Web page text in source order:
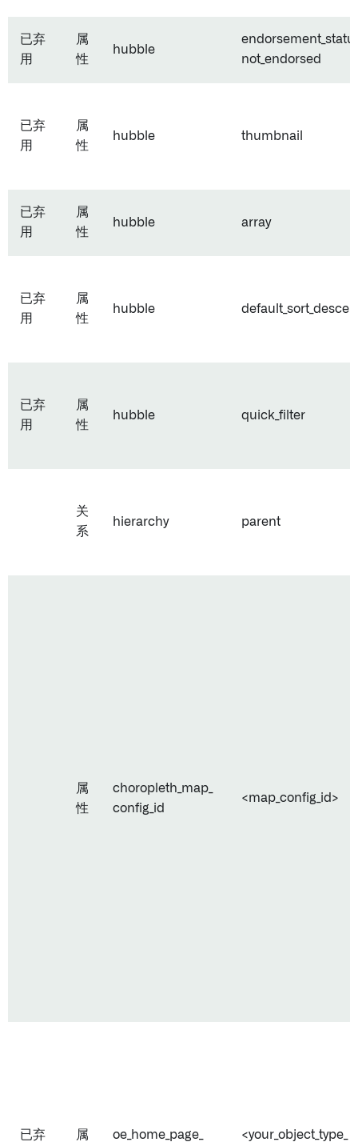
已弃
用
属
性
hubble
not_endorsed
已弃
用
属
性
hubble thumbnail
已弃
用
属
性
hubble array
已弃
用
属
性
hubble
已弃
用
属
性
hubble quick_filter
关
系
hierarchy parent
属
性
choropleth_map_
config_id
<map_config_id>
已弃 属 oe_home_page_ <your_object_type_